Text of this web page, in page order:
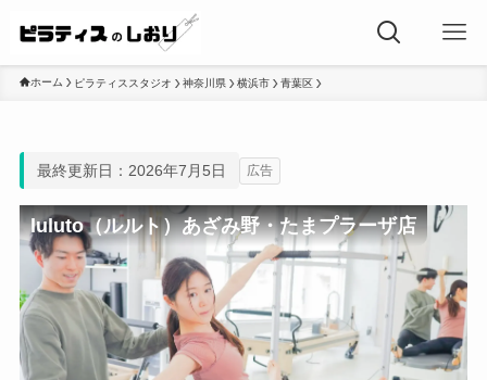
ホーム ピラティススタジオ 神奈川県 横浜市 青葉区
最終更新日：2026年7月5日 広告
luluto（ルルト）あざみ野・たまプラーザ店